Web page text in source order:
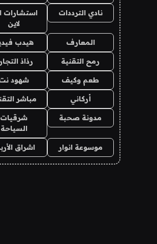
نادي الترددات
استشارات
لاين
المعارف هيدب
رمح التقنية رذاذ
طعم وكيف شهود
أركاني مباشر
مدونة صحبة
شرقيات
السياحة
موسوعة انوار اشراق